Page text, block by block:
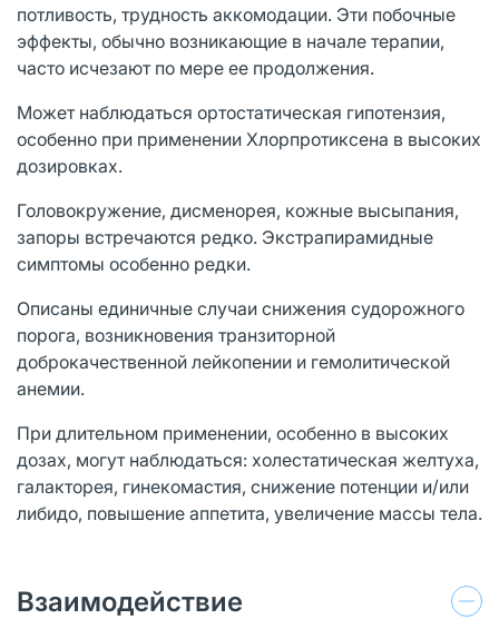
потливость, трудность аккомодации. Эти побочные
эффекты, обычно возникающие в начале терапии,
часто исчезают по мере ее продолжения.
Может наблюдаться ортостатическая гипотензия,
особенно при применении Хлорпротиксена в высоких
дозировках.
Головокружение, дисменорея, кожные высыпания,
запоры встречаются редко. Экстрапирамидные
симптомы особенно редки.
Описаны единичные случаи снижения судорожного
порога, возникновения транзиторной
доброкачественной лейкопении и гемолитической
анемии.
При длительном применении, особенно в высоких
дозах, могут наблюдаться: холестатическая желтуха,
галакторея, гинекомастия, снижение потенции и/или
либидо, повышение аппетита, увеличение массы тела.
Взаимодействие